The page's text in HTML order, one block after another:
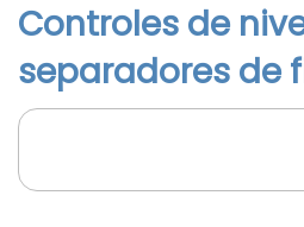
Controles de
separadores de